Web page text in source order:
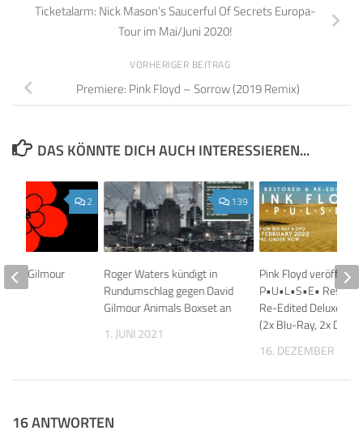
Ticketalarm: Nick Mason’s Saucerful Of Secrets Europa-
Tour im Mai/Juni 2020!
VORHERIGER BEITRAG
Premiere: Pink Floyd – Sorrow (2019 Remix)
DAS KÖNNTE DICH AUCH INTERESSIEREN...
139
Roger Waters kündigt in
Rundumschlag gegen David
Gilmour Animals Boxset an
1. JUNI 2021
Pink Floyd
P•U•L•S•E•
Re-Edited Deluxe-
(2x Blu-Ray, 2x DVD)
16. DEZEMBER 2021
2
Gilmour
16 ANTWORTEN